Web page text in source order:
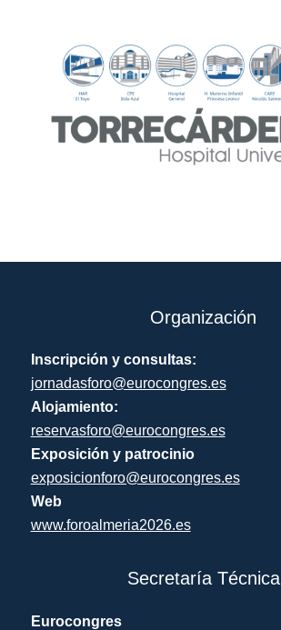
Organización
Inscripción y consultas:
jornadasforo@eurocongres.es
Alojamiento:
reservasforo@eurocongres.es
Exposición y patrocinio
exposicionforo@eurocongres.es
Web
www.foroalmeria2026.es
Secretaría Técnica
Eurocongres